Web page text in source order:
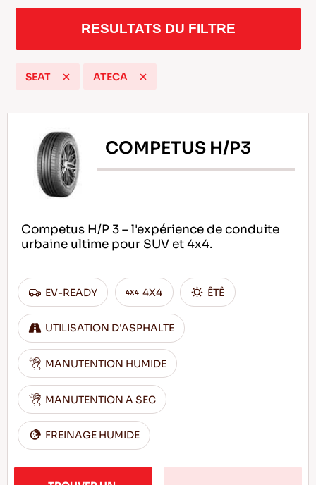
Conseils pour conduire dans la neige
LIRE LA SUITE
RESULTATS DU FILTRE
SEAT ATECA
COMPETUS H/P3
Competus H/P 3 – l'expérience de conduite
urbaine ultime pour SUV et 4x4.
EV-READY 4X4 ÊTÊ
UTILISATION D'ASPHALTE
MANUTENTION HUMIDE
MANUTENTION A SEC
FREINAGE HUMIDE